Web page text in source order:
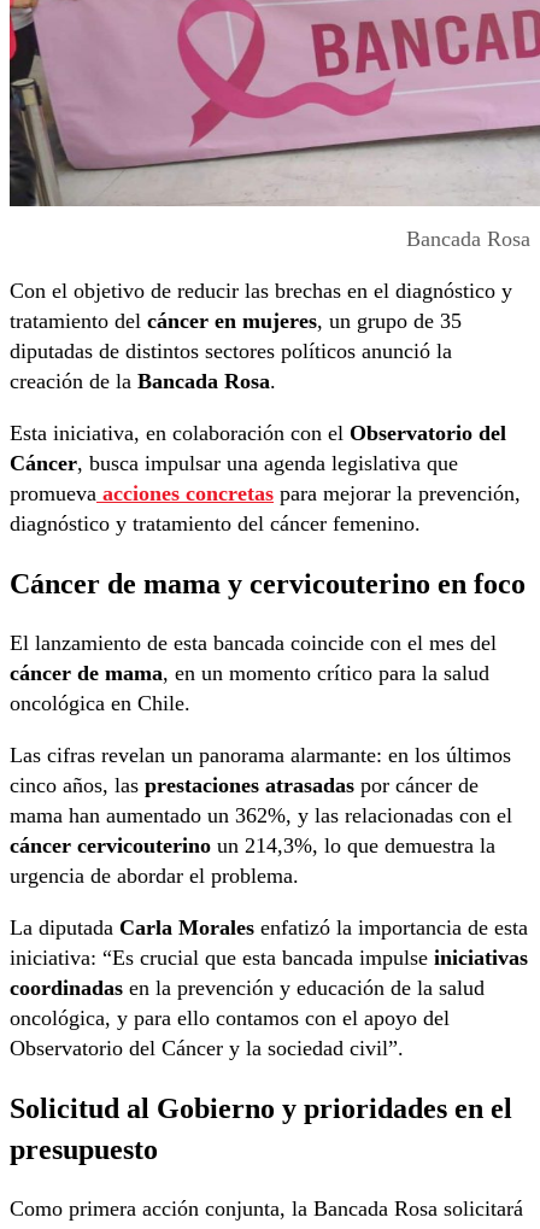
Bancada Rosa
Con el objetivo de reducir las brechas en el diagnóstico y
tratamiento del cáncer en mujeres, un grupo de 35
diputadas de distintos sectores políticos anunció la
creación de la Bancada Rosa.
Esta iniciativa, en colaboración con el Observatorio del
Cáncer, busca impulsar una agenda legislativa que
promueva acciones concretas para mejorar la prevención,
diagnóstico y tratamiento del cáncer femenino.
Cáncer de mama y cervicouterino en foco
El lanzamiento de esta bancada coincide con el mes del
cáncer de mama, en un momento crítico para la salud
oncológica en Chile.
Las cifras revelan un panorama alarmante: en los últimos
cinco años, las prestaciones atrasadas por cáncer de
mama han aumentado un 362%, y las relacionadas con el
cáncer cervicouterino un 214,3%, lo que demuestra la
urgencia de abordar el problema.
La diputada Carla Morales enfatizó la importancia de esta
iniciativa: “Es crucial que esta bancada impulse iniciativas
coordinadas en la prevención y educación de la salud
oncológica, y para ello contamos con el apoyo del
Observatorio del Cáncer y la sociedad civil”.
Solicitud al Gobierno y prioridades en el
presupuesto
Como primera acción conjunta, la Bancada Rosa solicitará